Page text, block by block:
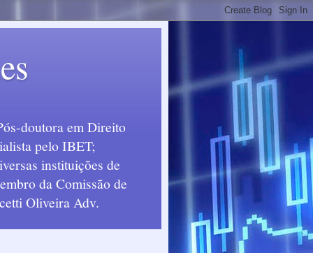
doutora em Direito
pelo IBET;
instituições de
da Comissão de
Oliveira Adv.